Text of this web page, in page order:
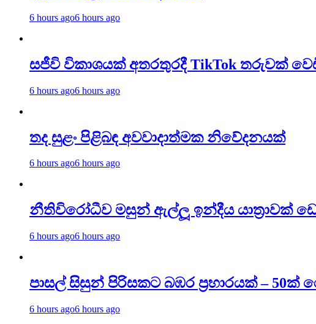
6 hours ago6 hours ago
සජීවි විකාශයක් අතරතුරදී TikTok තරුවක්
6 hours ago6 hours ago
තද සුළං පිළිබඳ අවවාදාත්මක නිවේදනයක්
6 hours ago6 hours ago
නීතිවිරෝධීව මසුන් ඇල්ලූ ඉන්දීය යාත්‍රාවක්
6 hours ago6 hours ago
පාසල් සිසුන් පිරිසකට බඹර ප්‍රහාරයක් – 50ක්
6 hours ago6 hours ago